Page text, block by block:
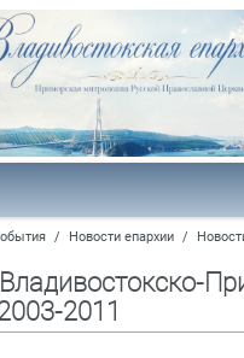
/ Новости епархии /
2011